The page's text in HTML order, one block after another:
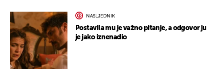
NASLJEDNIK
Postavila mu je važno pitanje, a odgovor ju
je jako iznenadio